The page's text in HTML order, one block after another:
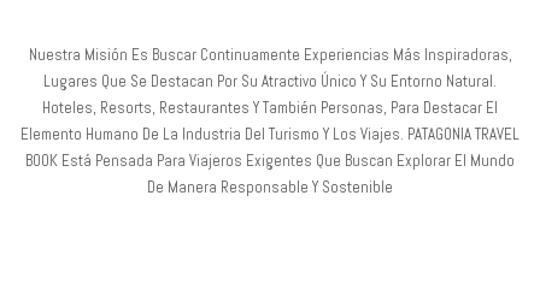
Nuestra Misión Es Buscar Continuamente Experiencias Más Inspiradoras,
Lugares Que Se Destacan Por Su Atractivo Único Y Su Entorno Natural.
Hoteles, Resorts, Restaurantes Y También Personas, Para Destacar El
Elemento Humano De La Industria Del Turismo Y Los Viajes. PATAGONIA TRAVEL
BOOK Está Pensada Para Viajeros Exigentes Que Buscan Explorar El Mundo
De Manera Responsable Y Sostenible